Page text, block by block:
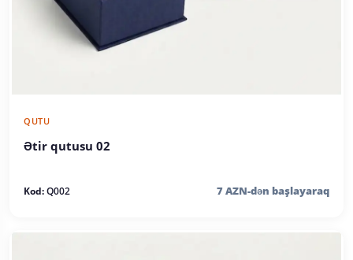
QUTU
Ətir qutusu 02
Kod:Q002 7 AZN-dən başlayaraq